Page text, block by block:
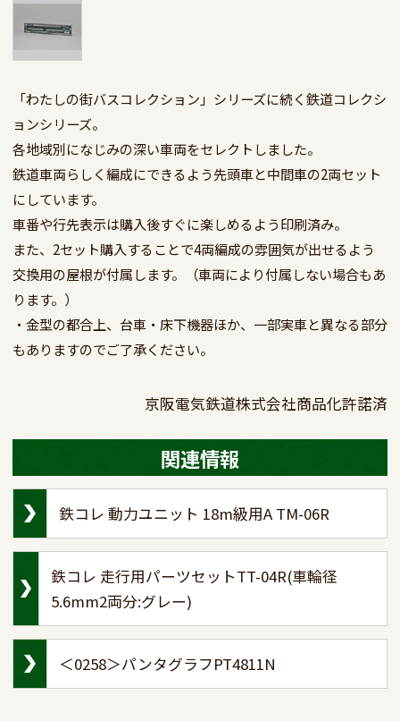
「わたしの街バスコレクション」シリーズに続く鉄道コレクシ
ョンシリーズ。
各地域別になじみの深い車両をセレクトしました。
鉄道車両らしく編成にできるよう先頭車と中間車の2両セット
にしています。
車番や行先表示は購入後すぐに楽しめるよう印刷済み。
また、2セット購入することで4両編成の雰囲気が出せるよう
交換用の屋根が付属します。（車両により付属しない場合もあ
ります。）
・金型の都合上、台車・床下機器ほか、一部実車と異なる部分
もありますのでご了承ください。
京阪電気鉄道株式会社商品化許諾済
関連情報
鉄コレ 動力ユニット 18m級用A TM-06R
鉄コレ 走行用パーツセットTT-04R(車輪径
5.6mm2両分:グレー)
＜0258＞パンタグラフPT4811N